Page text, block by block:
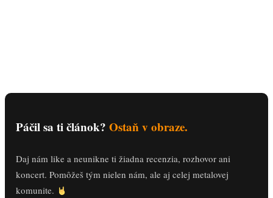
Páčil sa ti článok? Ostaň v obraze.
Daj nám like a neunikne ti žiadna recenzia, rozhovor ani
koncert. Pomôžeš tým nielen nám, ale aj celej metalovej
komunite.